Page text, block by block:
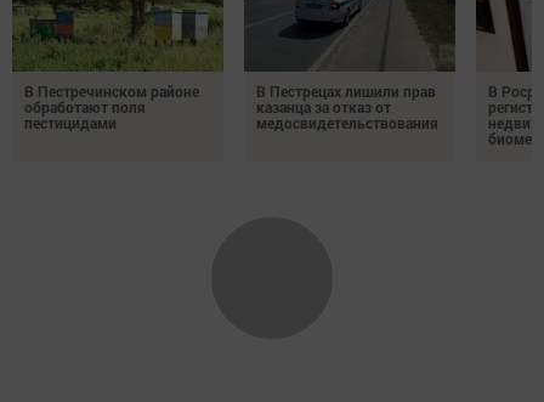
В Пестречинском районе
обработают поля
пестицидами
В Пестрецах лишили прав
казанца за отказ от
медосвидетельствования
В